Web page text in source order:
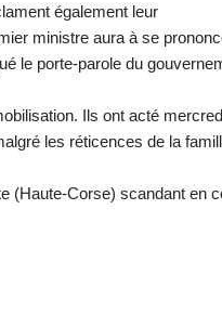
également leur
ministre aura à se
le porte-parole du
Ils ont acté
les réticences de la
(Haute-Corse) scandant en